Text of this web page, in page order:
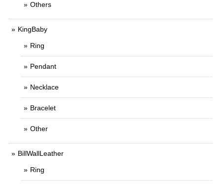
Others
KingBaby
Ring
Pendant
Necklace
Bracelet
Other
BillWallLeather
Ring